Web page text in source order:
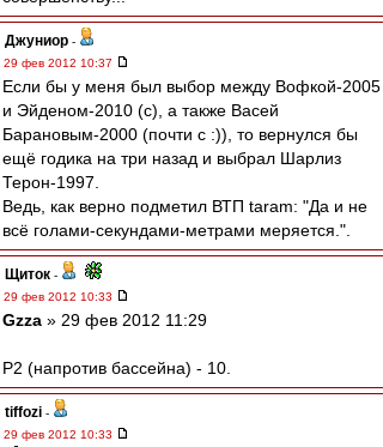
Джуниор -
29 фев 2012 10:37
Если бы у меня был выбор между Вофкой-2005
и Эйденом-2010 (с), а также Васей
Барановым-2000 (почти с :)), то вернулся бы
ещё годика на три назад и выбрал Шарлиз
Терон-1997.
Ведь, как верно подметил ВТП taram: "Да и не
всё голами-секундами-метрами меряется.".
Щиток -
29 фев 2012 10:33
Gzza » 29 фев 2012 11:29
P2 (напротив бассейна) - 10.
tiffozi -
29 фев 2012 10:33